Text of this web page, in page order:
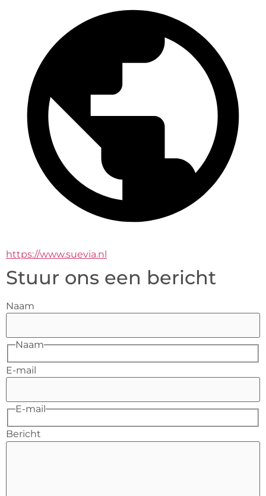
https://www.suevia.nl
Stuur ons een bericht
Naam
Naam
E-mail
E-mail
Bericht